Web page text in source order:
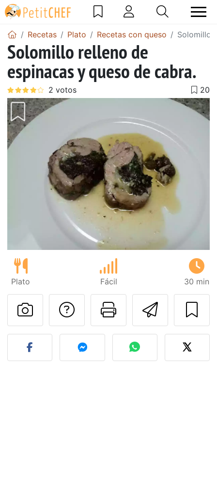
Recetas Plato Recetas con queso Solomillo
Solomillo relleno de
espinacas y queso de cabra.
Plato Fácil 30 min
Imprimir
Preguntar al autor
Publicar la foto de esta